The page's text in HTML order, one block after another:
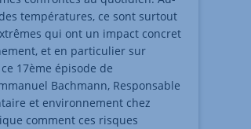
températures, ce sont surtout
qui ont un impact concret
et en particulier sur
17ème épisode de
Bachmann, Responsable
et environnement chez
comment ces risques